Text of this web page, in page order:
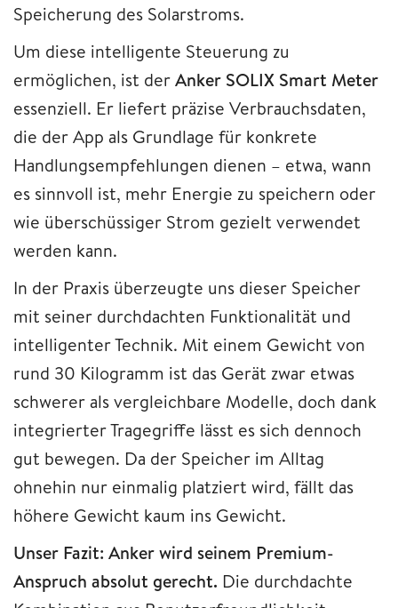
Speicherung des Solarstroms.
Um diese intelligente Steuerung zu
ermöglichen, ist derAnker SOLIX Smart Meter
essenziell. Er liefert präzise Verbrauchsdaten,
die der App als Grundlage für konkrete
Handlungsempfehlungen dienen – etwa, wann
es sinnvoll ist, mehr Energie zu speichern oder
wie überschüssiger Strom gezielt verwendet
werden kann.
In der Praxis überzeugte uns dieser Speicher
mit seiner durchdachten Funktionalität und
intelligenter Technik. Mit einem Gewicht von
rund 30 Kilogramm ist das Gerät zwar etwas
schwerer als vergleichbare Modelle, doch dank
integrierter Tragegriffe lässt es sich dennoch
gut bewegen. Da der Speicher im Alltag
ohnehin nur einmalig platziert wird, fällt das
höhere Gewicht kaum ins Gewicht.
Unser Fazit: Anker wird seinem Premium-
Anspruch absolut gerecht. Die durchdachte